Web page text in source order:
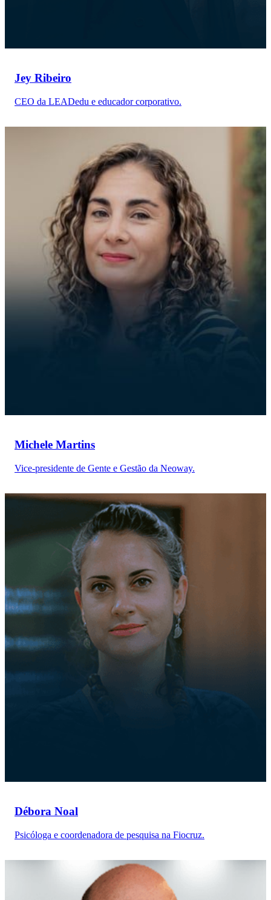
Jey Ribeiro
CEO da LEADedu e educador corporativo.
Michele Martins
Vice-presidente de Gente e Gestão da Neoway.
Débora Noal
Psicóloga e coordenadora de pesquisa na Fiocruz.